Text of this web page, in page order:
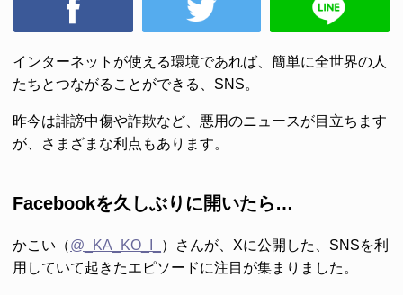
インターネットが使える環境であれば、簡単に全世界の人
たちとつながることができる、SNS。
昨今は誹謗中傷や詐欺など、悪用のニュースが目立ちます
が、さまざまな利点もあります。
Facebookを久しぶりに開いたら…
かこい（@_KA_KO_I_
）さんが、Xに公開した、SNSを利
用していて起きたエピソードに注目が集まりました。